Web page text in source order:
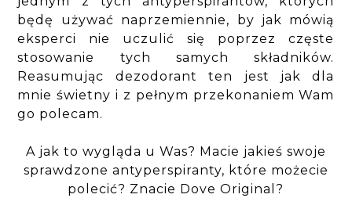
będę używać naprzemiennie, by jak mówią
eksperci nie uczulić się poprzez częste
stosowanie tych samych składników.
Reasumując dezodorant ten jest jak dla
mnie świetny i z pełnym przekonaniem Wam
go polecam.
A jak to wygląda u Was? Macie jakieś swoje
sprawdzone antyperspiranty, które możecie
polecić? Znacie Dove Original?